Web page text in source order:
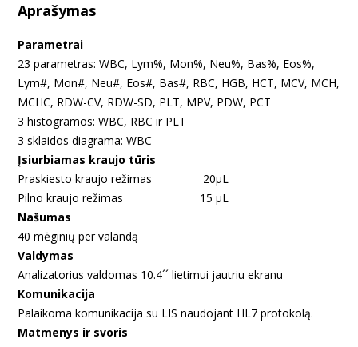
Aprašymas
Parametrai
23 parametras: WBC, Lym%, Mon%, Neu%, Bas%, Eos%,
Lym#, Mon#, Neu#, Eos#, Bas#, RBC, HGB, HCT, MCV, MCH,
MCHC, RDW-CV, RDW-SD, PLT, MPV, PDW, PCT
3 histogramos: WBC, RBC ir PLT
3 sklaidos diagrama: WBC
Įsiurbiamas kraujo tūris
Praskiesto kraujo režimas 20µL
Pilno kraujo režimas 15 µL
Našumas
40 mėginių per valandą
Valdymas
Analizatorius valdomas 10.4´´ lietimui jautriu ekranu
Komunikacija
Palaikoma komunikacija su LIS naudojant HL7 protokolą.
Matmenys ir svoris